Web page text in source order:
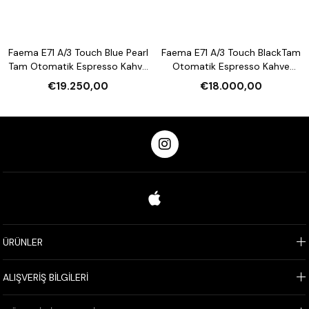
Faema E71 A/3 Touch Blue Pearl
Tam Otomatik Espresso Kahve
Makinesi
€19.250,00
Faema E71 A/3 Touch BlackTam
Otomatik Espresso Kahve
Makinesi
€18.000,00
ÜRÜNLER
ALIŞVERİŞ BİLGİLERİ